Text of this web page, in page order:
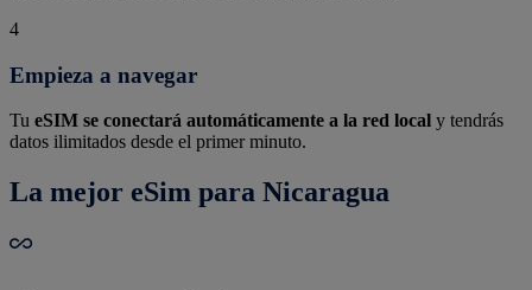
4
Empieza a navegar
Tu eSIM se conectará automáticamente a la red local y tendrás
datos ilimitados desde el primer minuto.
La mejor eSim para Nicaragua